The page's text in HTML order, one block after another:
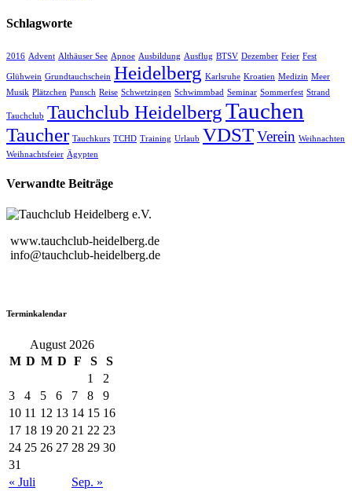
Schlagworte
2016 Advent Althäuser See Apnoe Ausbildung Ausflug BTSV Dezember Feier Fest
Glühwein Grundtauchschein Heidelberg Karlsruhe Kroatien Medizin Meer
Musik Plätzchen Punsch Reise Schwetzingen Schwimmbad Seminar Sommerfest Strand
Tauchclub Tauchclub HeidelbergTauchen
Taucher Tauchkurs TCHD Training Urlaub VDSTVerein Weihnachten
Weihnachtsfeier Ägypten
Verwandte Beiträge
www.tauchclub-heidelberg.de
info@tauchclub-heidelberg.de
Terminkalendar
August 2026
M D M D F S
S
1
2
3
4 5 6 7 8
9
10 11 12 13 14 15 16
17 18 19 20 21 22 23
24 25 26 27 28 29 30
31
« Juli
Sep. »